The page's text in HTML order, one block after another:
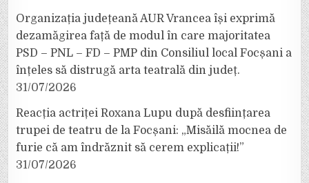
Organizația județeană AUR Vrancea își exprimă
dezamăgirea față de modul în care majoritatea
PSD – PNL – FD – PMP din Consiliul local Focșani a
înțeles să distrugă arta teatrală din județ.
31/07/2026
Reacția actriței Roxana Lupu după desființarea
trupei de teatru de la Focșani: „Misăilă mocnea de
furie că am îndrăznit să cerem explicații!”
31/07/2026